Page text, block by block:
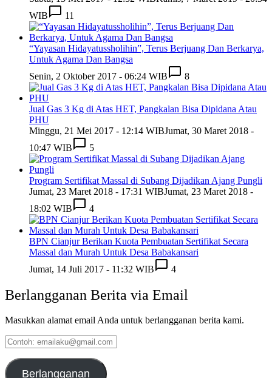
WIB
11
“Yayasan Hidayatussholihin”, Terus Berjuang Dan Berkarya,
Untuk Agama Dan Bangsa
Senin, 2 Oktober 2017 - 06:24 WIB
8
Jual Gas 3 Kg di Atas HET, Pangkalan Bisa Dipidana Atau
PHU
Minggu, 21 Mei 2017 - 12:14 WIBJumat, 30 Maret 2018 -
10:47 WIB
5
Program Sertifikat Massal di Subang Dijadikan Ajang Pungli
Jumat, 23 Maret 2018 - 17:31 WIBJumat, 23 Maret 2018 -
18:02 WIB
4
BPN Cianjur Berikan Kuota Pembuatan Sertifikat Secara
Massal dan Murah Untuk Desa Babakansari
Jumat, 14 Juli 2017 - 11:32 WIB
4
Berlangganan Berita via Email
Masukkan alamat email Anda untuk berlangganan berita kami.
Contoh:
emailaku@gmail.com
Berlangganan